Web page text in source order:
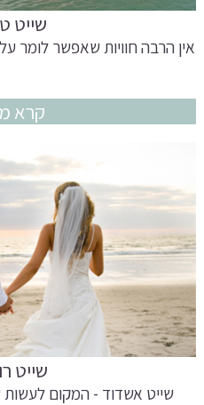
שייט
אין הרבה חוויות שאפשר לומר
קרא
שייט
שייט אשדוד - המקום לעשות